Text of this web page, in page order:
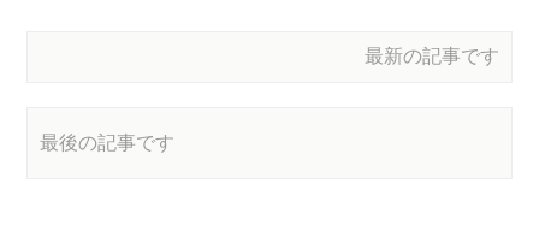
最新の記事です
最後の記事です